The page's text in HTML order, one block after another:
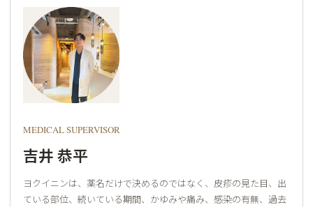
MEDICAL SUPERVISOR
吉井 恭平
ヨクイニンは、薬名だけで決めるのではなく、皮疹の見た目、出
ている部位、続いている期間、かゆみや痛み、感染の有無、過去